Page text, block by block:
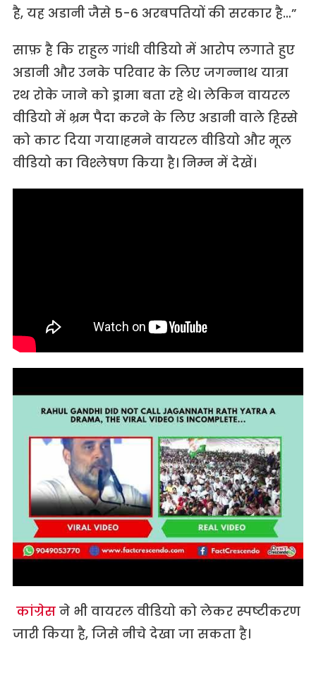
है, यह अडानी जैसे 5-6 अरबपतियों की सरकार है…”
साफ़ है कि राहुल गांधी वीडियो में आरोप लगाते हुए
अडानी और उनके परिवार के लिए जगन्नाथ यात्रा
रथ रोके जाने को ड्रामा बता रहे थे। लेकिन वायरल
वीडियो में भ्रम पैदा करने के लिए अडानी वाले हिस्से
को काट दिया गया।हमने वायरल वीडियो और मूल
वीडियो का विश्लेषण किया है। निम्न में देखें।
कांग्रेसने भी वायरल वीडियो को लेकर स्पष्टीकरण
जारी किया है, जिसे नीचे देखा जा सकता है।